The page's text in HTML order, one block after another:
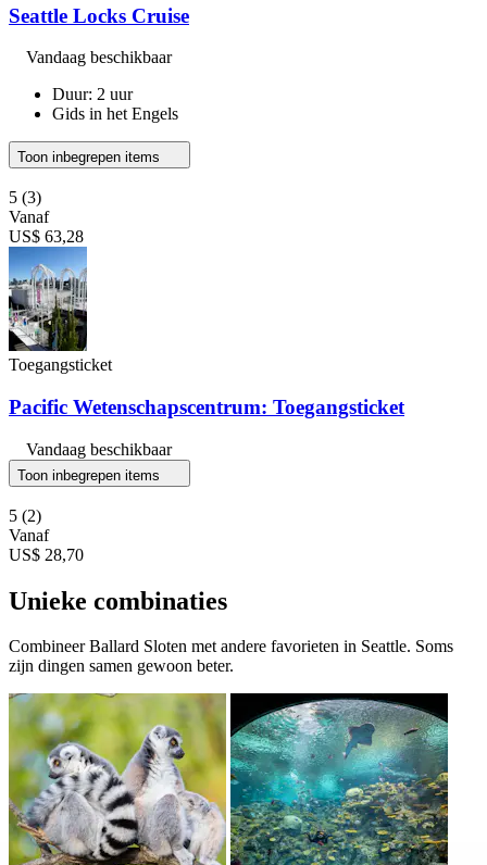
Seattle Locks Cruise
Vandaag beschikbaar
Duur: 2 uur
Gids in het Engels
Toon inbegrepen items
5 (3)
Vanaf
US$ 63,28
Toegangsticket
Pacific Wetenschapscentrum: Toegangsticket
Vandaag beschikbaar
Toon inbegrepen items
5 (2)
Vanaf
US$ 28,70
Unieke combinaties
Combineer Ballard Sloten met andere favorieten in Seattle. Soms
zijn dingen samen gewoon beter.